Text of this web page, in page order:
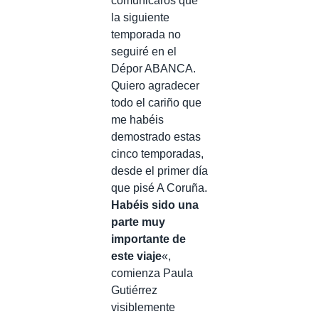
la siguiente
temporada no
seguiré en el
Dépor ABANCA.
Quiero agradecer
todo el cariño que
me habéis
demostrado estas
cinco temporadas,
desde el primer día
que pisé A Coruña.
Habéis sido una
parte muy
importante de
este viaje«,
comienza Paula
Gutiérrez
visiblemente